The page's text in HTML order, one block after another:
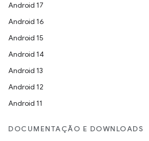
Android 17
Android 16
Android 15
Android 14
Android 13
Android 12
Android 11
DOCUMENTAÇÃO E DOWNLOADS